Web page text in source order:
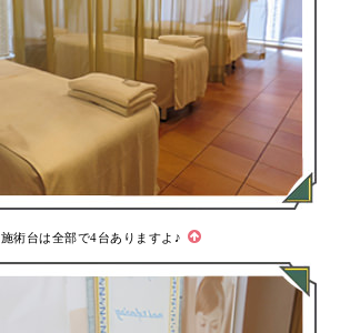
施術台は全部で4台ありますよ♪